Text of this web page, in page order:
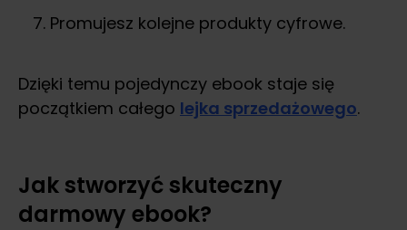
Promujesz kolejne produkty cyfrowe.
Dzięki temu pojedynczy ebook staje się
początkiem całego lejka sprzedażowego.
Jak stworzyć skuteczny
darmowy ebook?